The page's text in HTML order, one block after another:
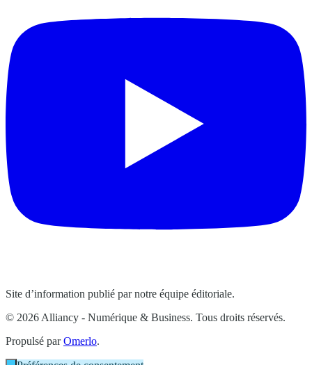
Site d’information publié par notre équipe éditoriale.
© 2026 Alliancy - Numérique & Business. Tous droits réservés.
Propulsé parOmerlo.